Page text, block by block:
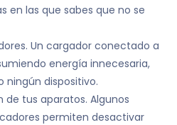
en las que sabes que no se
Un cargador conectado a
energía innecesaria,
ningún dispositivo.
de tus aparatos. Algunos
permiten desactivar